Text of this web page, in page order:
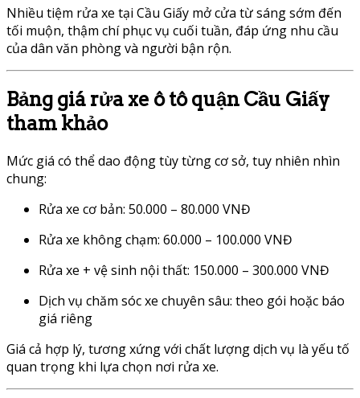
Nhiều tiệm rửa xe tại Cầu Giấy mở cửa từ sáng sớm đến
tối muộn, thậm chí phục vụ cuối tuần, đáp ứng nhu cầu
của dân văn phòng và người bận rộn.
Bảng giá rửa xe ô tô quận Cầu Giấy
tham khảo
Mức giá có thể dao động tùy từng cơ sở, tuy nhiên nhìn
chung:
Rửa xe cơ bản: 50.000 – 80.000 VNĐ
Rửa xe không chạm: 60.000 – 100.000 VNĐ
Rửa xe + vệ sinh nội thất: 150.000 – 300.000 VNĐ
Dịch vụ chăm sóc xe chuyên sâu: theo gói hoặc báo
giá riêng
Giá cả hợp lý, tương xứng với chất lượng dịch vụ là yếu tố
quan trọng khi lựa chọn nơi rửa xe.